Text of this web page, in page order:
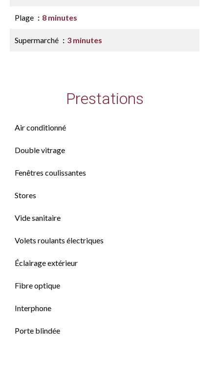
Plage 8 minutes
Supermarché 3 minutes
Prestations
Air conditionné
Double vitrage
Fenêtres coulissantes
Stores
Vide sanitaire
Volets roulants électriques
Éclairage extérieur
Fibre optique
Interphone
Porte blindée